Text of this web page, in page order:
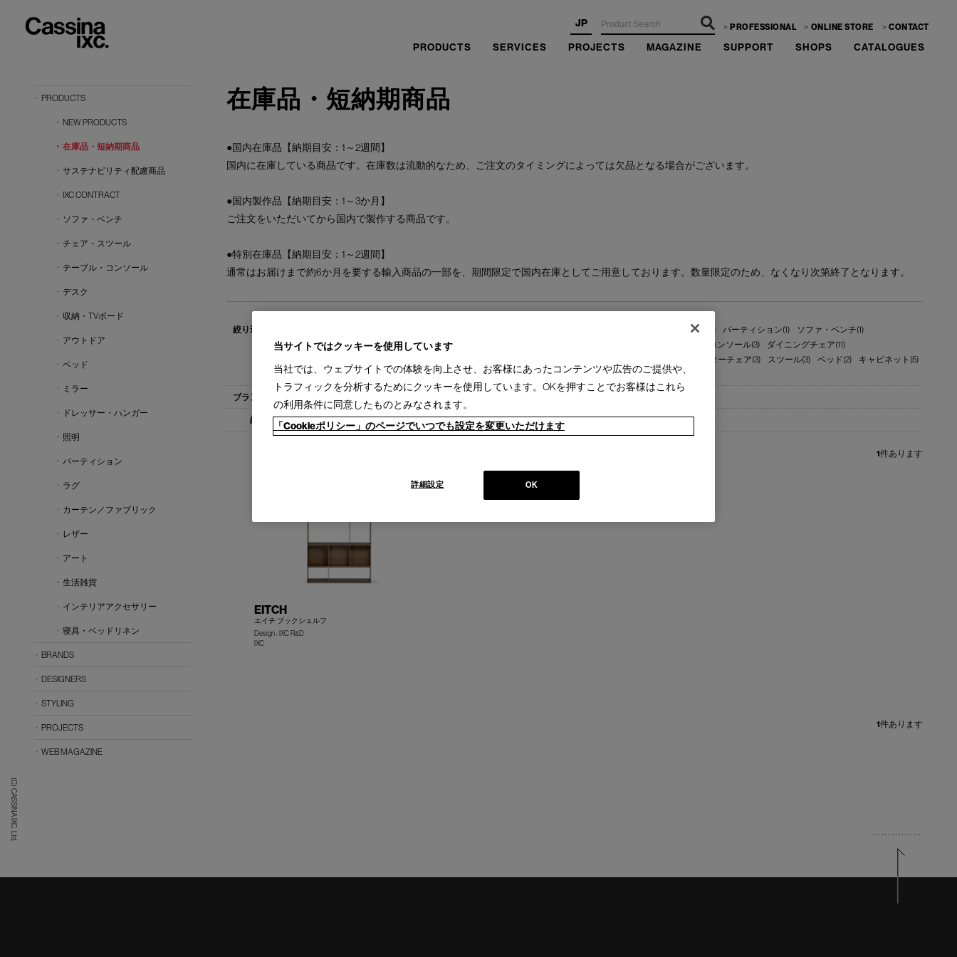
JP PROFESSIONAL ONLINE STORE CONTACT
PRODUCTS SERVICES PROJECTS MAGAZINE SUPPORT SHOPS CATALOGUES
(C) CASSINA IXC. Ltd.
在庫品・短納期商品
●国内在庫品【納期目安：1～2週間】
国内に在庫している商品です。在庫数は流動的なため、ご注文のタイミングによっては欠品となる場合がございます。
●国内製作品【納期目安：1～3か月】
ご注文をいただいてから国内で製作する商品です。
●特別在庫品【納期目安：1～2週間】
通常はお届けまで約6か月を要する輸入商品の一部を、期間限定で国内在庫としてご用意しております。数量限定のため、なくなり次第終了となります。
オットマン(11) パーティション(1)
ソファ・ベンチ(1)
ダイニングテーブル(10)
ローテーブル(7) サイドテーブル(12) コンソール(3)
ダイニングチェア(11)
カウンターチェア(3) スツール(3) ベッド(2)
キャビネット(5)
ドロアー(3)
テレビボード(3) ブックシェルフ(1) ミラー(1)
すべて Cassina(1) IXC(1)
すべて 1-2週間［国内在庫品］(1)
1件あります
EITCH
エイチ ブックシェルフ
Design : IXC R&D
IXC
1件あります
PRODUCTS
NEW PRODUCTS
在庫品・短納期商品
サステナビリティ配慮商品
IXC CONTRACT
ソファ・ベンチ
チェア・スツール
テーブル・コンソール
デスク
収納・TVボード
アウトドア
ベッド
ミラー
ドレッサー・ハンガー
照明
パーティション
ラグ
カーテン／ファブリック
レザー
アート
生活雑貨
インテリアアクセサリー
寝具・ベッドリネン
BRANDS
DESIGNERS
STYLING
PROJECTS
WEB MAGAZINE
当サイトではクッキーを使用しています
当社では、ウェブサイトでの体験を向上させ、お客様にあったコンテンツや広告のご提供や、
トラフィックを分析するためにクッキーを使用しています。OKを押すことでお客様はこれら
の利用条件に同意したものとみなされます。
「Cookieポリシー」のページでいつでも設定を変更いただけます
OK
詳細設定